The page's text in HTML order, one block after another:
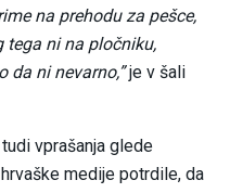
na prehodu za pešce,
tega ni na pločniku,
da ni nevarno,”je v šali
vprašanja glede
medije potrdile, da